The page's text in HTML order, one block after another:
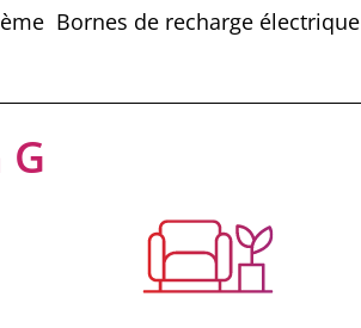
Bornes de recharge électrique